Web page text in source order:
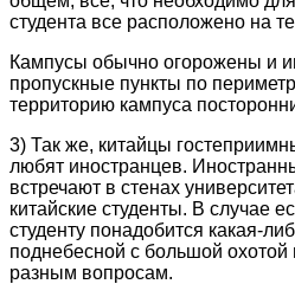
студента все расположено на
Кампусы обычно огорожены и
пропускные пункты по
территорию кампуса
3) Так же, китайцы
любят иностранцев.
встречают в стенах
китайские студенты. В случае
студенту понадобится какая-
поднебесной с большой
разным вопросам.